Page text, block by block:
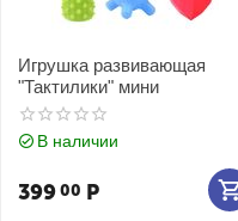
Игрушка развивающая
"Тактилики" мини
В наличии
39900 Р